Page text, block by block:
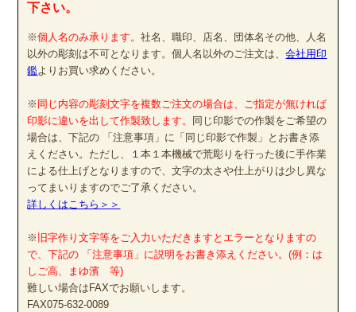
下さい。
※個人名のみ承ります。社名、職印、店名、団体名その他、人名
以外の彫刻は不可となります。個人名以外のご注文は、会社用印
鑑よりお買い求めください。
※ 同じ内容の彫刻文字を複数ご注文の場合は、ご指定が無ければ
印影に違いを出して作製致します。 同じ印影での作製をご希望の
場合は、下記の 「注意事項」に「同じ印影で作製」とお書き添
えください。ただし、１本１本機械で荒彫りを行った後に手作業
による仕上げとなりますので、文字の太さや仕上がりは少し異な
ってまいりますのでご了承ください。
詳しくはこちら＞＞
※ 旧字作り文字等をご入力いただきますとエラーとなりますの
で、下記の 「注意事項」に説明をお書き添えください。(例：は
しご高、まゆ濱 等)
難しい場合はFAXでお願いします。
FAX075-632-0089